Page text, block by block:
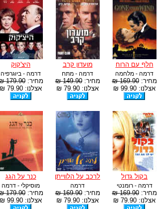
חלף עם הרוח
דרמה - מלחמה
מחיר:169.90 ₪
אצלנו: 99.90 ₪
מועדון קרב
דרמה - מתח
מחיר:149.90 ₪
אצלנו: 79.90 ₪
היצ'קוק
דרמה - ביוגרפיה
מחיר:179.90 ₪
אצלנו: 79.90 ₪
בקול גדול
דרמה - רומנטי
מחיר:169.90 ₪
אצלנו: 79.90 ₪
לרכב על הלווייתן
דרמה
מחיר:169.90 ₪
אצלנו: 79.90 ₪
כנר על הגג
מוסיקלי - דרמה
מחיר:179.90 ₪
אצלנו: 99.90 ₪